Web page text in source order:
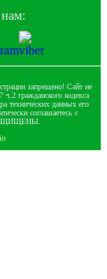
запрещено! Сайт не
гражданского кодекса
технических данных его
соглашаетесь с